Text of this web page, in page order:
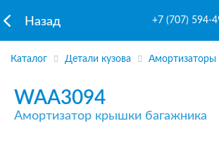
Назад +7 (707) 594-
Каталог Детали кузова Амортизаторы
WAA3094
Амортизатор крышки багажника